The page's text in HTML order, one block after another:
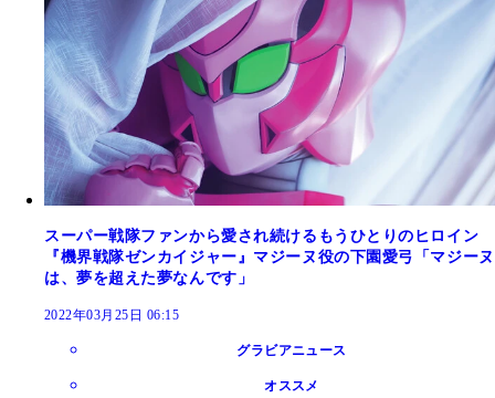
スーパー戦隊ファンから愛され続けるもうひとりのヒロイン
『機界戦隊ゼンカイジャー』マジーヌ役の下園愛弓「マジーヌ
は、夢を超えた夢なんです」
2022年03月25日 06:15
グラビアニュース
オススメ